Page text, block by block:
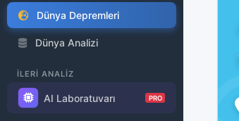
Dünya Depremleri
Dünya Analizi
İLERİ ANALİZ
AI Laboratuvarı PRO